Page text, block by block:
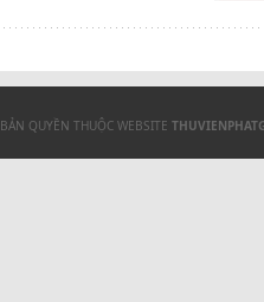
BẢN QUYỀN THUỘC WEBSITE